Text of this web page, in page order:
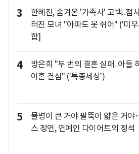
3
한혜진, 숨겨온 '가족사' 고백..점
터진 모녀 "아파도 못 쉬어" ('미
합]
4
방은희 "두 번의 결혼 실패..아들
이혼 결심" ('특종세상')
5
물병이 큰 거야 팔뚝이 얇은 거
스 정연, 연예인 다이어트의 정석